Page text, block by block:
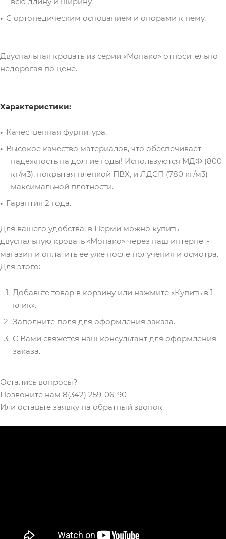
С ортопедическим основанием и опорами к нему.
Двуспальная кровать из серии «Монако» относительно
недорогая по цене.
Характеристики:
Качественная фурнитура.
Высокое качество материалов, что обеспечивает
надежность на долгие годы! Используются МДФ (800
кг/м3), покрытая пленкой ПВХ, и ЛДСП (780 кг/м3)
максимальной плотности.
Гарантия 2 года.
Для вашего удобства, в Перми можно купить
двуспальную кровать «Монако» через наш интернет-
магазин и оплатить ее уже после получения и осмотра.
Для этого:
Добавьте товар в корзину или нажмите «Купить в 1
клик».
Заполните поля для оформления заказа.
С Вами свяжется наш консультант для оформления
заказа.
Остались вопросы?
Позвоните нам 8(342) 259-06-90
Или оставьте заявку на обратный звонок.